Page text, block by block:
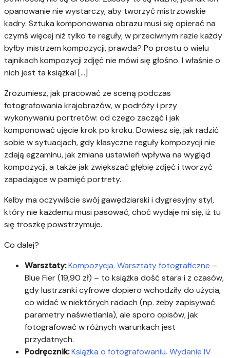
opanowanie nie wystarczy, aby tworzyć mistrzowskie
kadry. Sztuka komponowania obrazu musi się opierać na
czymś więcej niż tylko te reguły, w przeciwnym razie każdy
byłby mistrzem kompozycji, prawda? Po prostu o wielu
tajnikach kompozycji zdjęć nie mówi się głośno. I właśnie o
nich jest ta książka! […]
Zrozumiesz, jak pracować ze sceną podczas
fotografowania krajobrazów, w podróży i przy
wykonywaniu portretów: od czego zacząć i jak
komponować ujęcie krok po kroku. Dowiesz się, jak radzić
sobie w sytuacjach, gdy klasyczne reguły kompozycji nie
zdają egzaminu, jak zmiana ustawień wpływa na wygląd
kompozycji, a także jak zwiększać głębię zdjęć i tworzyć
zapadające w pamięć portrety.
Kelby ma oczywiście swój gawędziarski i dygresyjny styl,
który nie każdemu musi pasować, choć wydaje mi się, iż tu
się troszkę powstrzymuje.
Co dalej?
Warsztaty:Kompozycja. Warsztaty fotograficzne –
Blue Fier (19,90 zł) – to książka dość stara i z czasów,
gdy lustrzanki cyfrowe dopiero wchodziły do użycia,
co widać w niektórych radach (np. żeby zapisywać
parametry naświetlania), ale sporo opisów, jak
fotografować w różnych warunkach jest
przydatnych.
Podręcznik:Książka o fotografowaniu. Wydanie IV